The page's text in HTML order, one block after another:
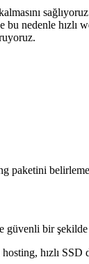
nedenle hızlı
paketini
bir şekilde
hızlı